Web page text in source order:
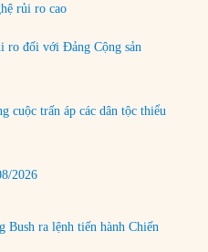
rủi ro cao
ro đối với Đảng Cộng sản
cuộc trấn áp các dân tộc thiểu
2026
Bush ra lệnh tiến hành Chiến